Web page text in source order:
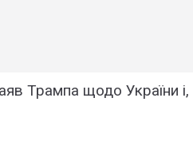
Трампа щодо України і,